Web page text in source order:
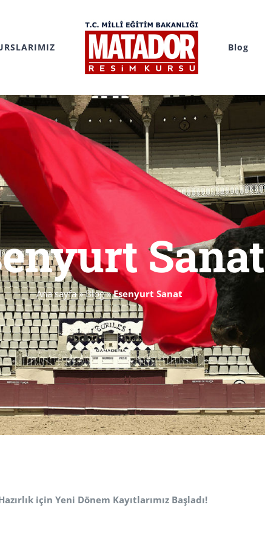
Blog
Sanat
Ana sayfa»Blog»Esenyurt Sanat
için Yeni Dönem Kayıtlarımız Başladı!